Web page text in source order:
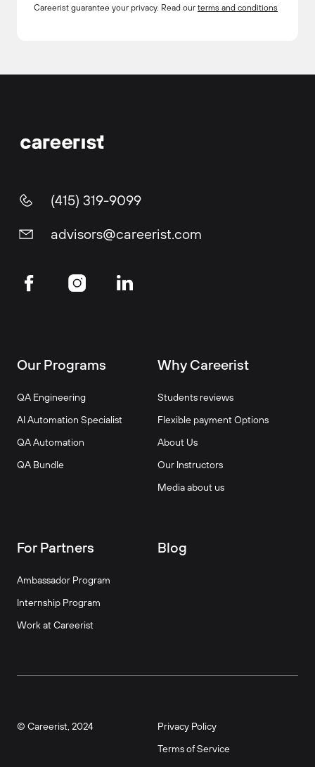
Careerist guarantee your privacy. Read our terms and conditions
(415) 319-9099
advisors@careerist.com
Our Programs
QA Engineering
AI Automation Specialist
QA Automation
QA Bundle
Why Careerist
Students reviews
Flexible payment Options
About Us
Our Instructors
Media about us
For Partners
Ambassador Program
Internship Program
Work at Careerist
Blog
© Careerist, 2024
Privacy Policy
Terms of Service